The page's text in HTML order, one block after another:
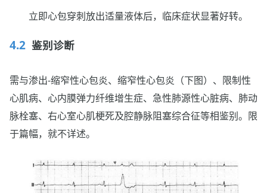
立即心包穿刺放出适量液体后，临床症状显著好转。
鉴别诊断
需与渗出-缩窄性心包炎、缩窄性心包炎（下图）、限制性
心肌病、心内膜弹力纤维增生症、急性肺源性心脏病、肺动
脉栓塞、右心室心肌梗死及腔静脉阻塞综合征等相鉴别。限
于篇幅，就不详述。